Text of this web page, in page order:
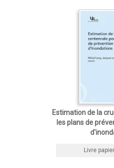
Estimation de la
les plans de
Livre papier